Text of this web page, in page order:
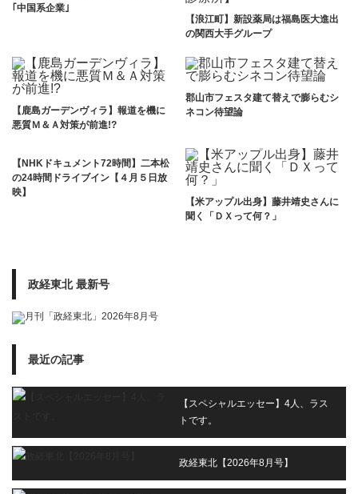
｢中国系企業｣
【浪江町】新設薬局は福島医大進出
の関西大手グループ
【鹿島ガーデンヴィラ】報道を機に
悪質Ｍ＆Ａ対策が前進!?
郡山市フェスタ建て替えで膨らむシ
ネコン待望論
【NHKドキュメント72時間】二本松
の24時間ドライブイン【４月５日放
映】
【米アップル出身】藤井靖史さんに
聞く「ＤＸって何？」
政経東北 最新号
最近の記事
【スペシャルエッセー】4人、ラス
トです。
政経東北【2026年8月号】